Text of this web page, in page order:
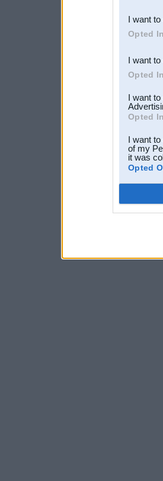
third
I want
Opted In
I want
Opted In
I want
Opted In
I want
of my
it was
Opted